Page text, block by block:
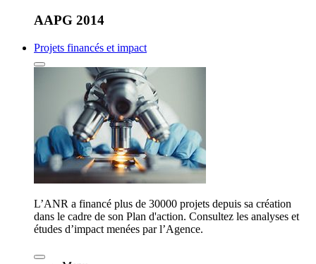
AAPG 2014
Projets financés et impact
L’ANR a financé plus de 30000 projets depuis sa création
dans le cadre de son Plan d'action. Consultez les analyses et
études d’impact menées par l’Agence.